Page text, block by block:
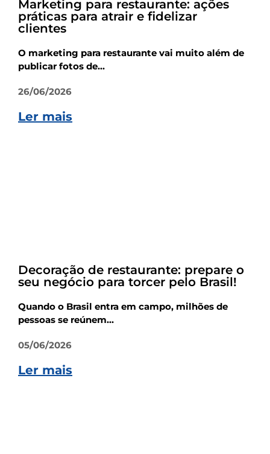
Marketing para restaurante: ações
práticas para atrair e fidelizar
clientes
O marketing para restaurante vai muito além de
publicar fotos de...
26/06/2026
Ler mais
Decoração de restaurante: prepare o
seu negócio para torcer pelo Brasil!
Quando o Brasil entra em campo, milhões de
pessoas se reúnem...
05/06/2026
Ler mais